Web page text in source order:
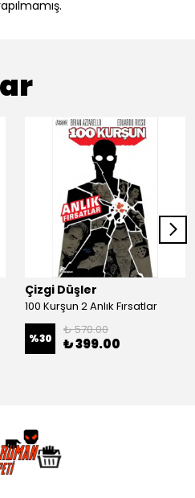
Çizgi Düşler
100 Kurşun 2 Anlık Fırsatlar
%30
₺ 570.00
₺ 399.00